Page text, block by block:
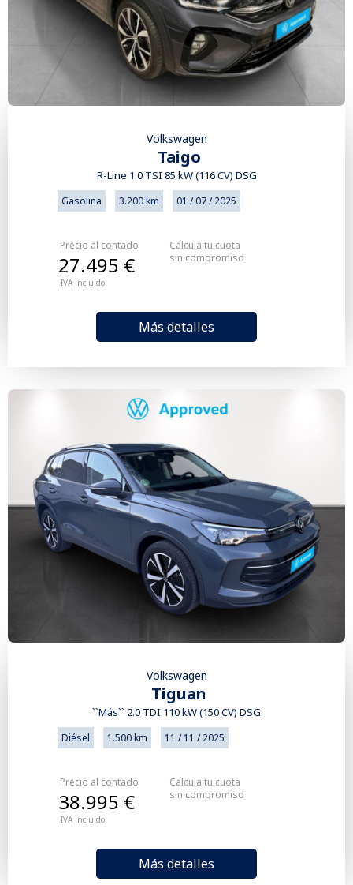
Volkswagen
Taigo
R-Line 1.0 TSI 85 kW (116 CV) DSG
Gasolina 3.200 km 01 / 07 / 2025
Precio al contado
IVA incluido
27.495 €
Más detalles
Calcula tu cuota
sin compromiso
Volkswagen
Tiguan
``Más`` 2.0 TDI 110 kW (150 CV) DSG
Diésel 1.500 km 11 / 11 / 2025
Precio al contado
IVA incluido
38.995 €
Más detalles
Calcula tu cuota
sin compromiso